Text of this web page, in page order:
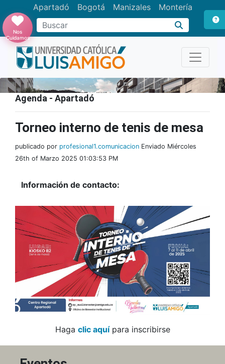
Apartadó Bogotá Manizales Montería
Buscar
Nos
Cuidamos
Agenda - Apartadó
Torneo interno de tenis de mesa
publicado por profesional1.comunicacion Enviado Miércoles
26th of Marzo 2025 01:03:53 PM
Información de contacto:
Haga clic aquípara inscribirse